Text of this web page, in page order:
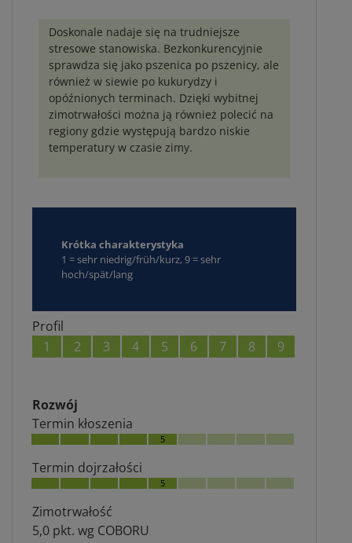
Doskonale nadaje się na trudniejsze
stresowe stanowiska. Bezkonkurencyjnie
sprawdza się jako pszenica po pszenicy, ale
również w siewie po kukurydzy i
opóźnionych terminach. Dzięki wybitnej
zimotrwałości można ją również polecić na
regiony gdzie występują bardzo niskie
temperatury w czasie zimy.
Krótka charakterystyka
1 = sehr niedrig/früh/kurz, 9 = sehr
hoch/spät/lang
Profil
1
2 3 4 5 6 7 8 9
Rozwój
Termin kłoszenia
5
Termin dojrzałości
5
Zimotrwałość
5,0 pkt. wg COBORU